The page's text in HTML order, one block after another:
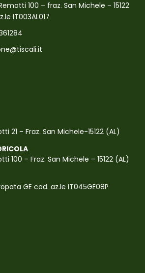
100 – fraz. San Michele – 15122
IT003AL017
21 – Fraz. San Michele-15122 (AL)
100 – Fraz. San Michele – 15122 (AL)
GE cod. az.le IT045GE08P